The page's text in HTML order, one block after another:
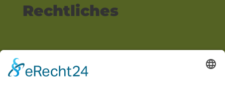
Rechtliches
Datenschutzerklärung